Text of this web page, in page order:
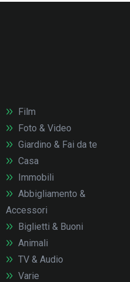
Film
Foto & Video
Giardino & Fai da te
Casa
Immobili
Abbigliamento &
Accessori
Biglietti & Buoni
Animali
TV & Audio
Varie